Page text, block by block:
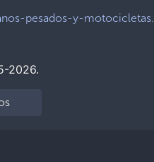
pesados-y-motocicletas.
2026.